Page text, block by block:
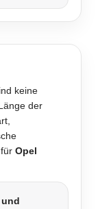
keine
der
Opel